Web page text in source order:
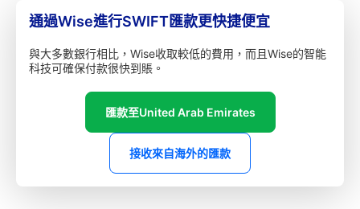
通過Wise進行SWIFT匯款更快捷便宜
與大多數銀行相比，Wise收取較低的費用，而且Wise的智能
科技可確保付款很快到賬。
匯款至United Arab Emirates
接收來自海外的匯款